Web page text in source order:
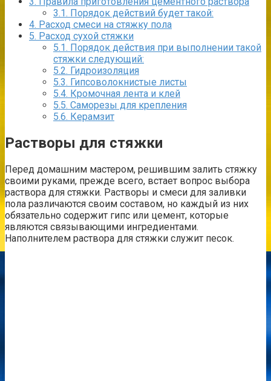
3.1. Порядок действий будет такой:
4. Расход смеси на стяжку пола
5. Расход сухой стяжки
5.1. Порядок действия при выполнении такой
стяжки следующий:
5.2. Гидроизоляция
5.3. Гипсоволокнистые листы
5.4. Кромочная лента и клей
5.5. Саморезы для крепления
5.6. Керамзит
Растворы для стяжки
Перед домашним мастером, решившим залить стяжку
своими руками, прежде всего, встает вопрос выбора
раствора для стяжки. Растворы и смеси для заливки
пола различаются своим составом, но каждый из них
обязательно содержит гипс или цемент, которые
являются связывающими ингредиентами.
Наполнителем раствора для стяжки служит песок.